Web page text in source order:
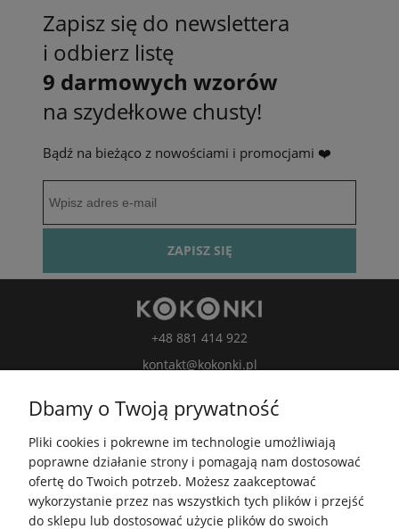
Zapisz się do newslettera
i odbierz listę
9 darmowych wzorów
na szydełkowe chusty!
Bądź na bieżąco z nowościami i promocjami ❤️
ZAPISZ SIĘ
+48 881 414 922
kontakt@kokonki.pl
kokonki.motki
Kokonki.motki
Grupa FB
Dbamy o Twoją prywatność
Pliki cookies i pokrewne im technologie umożliwiają
poprawne działanie strony i pomagają nam dostosować
ofertę do Twoich potrzeb. Możesz zaakceptować
wykorzystanie przez nas wszystkich tych plików i przejść
do sklepu lub dostosować użycie plików do swoich